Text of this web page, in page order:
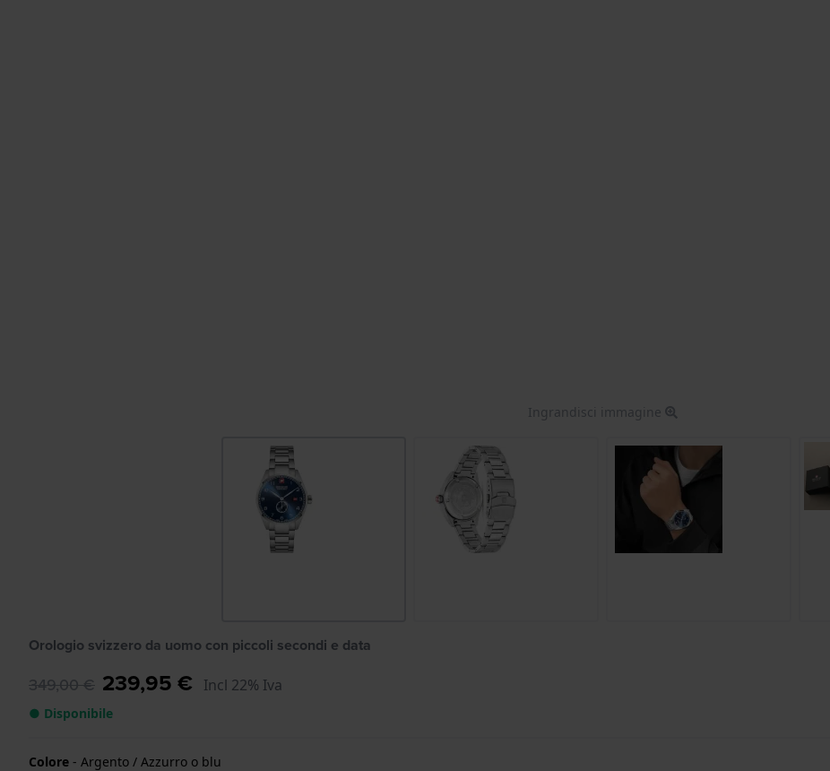
Ingrandisci immagine
Orologio svizzero da uomo con piccoli secondi e data
349,00 € 239,95 € Incl 22% Iva
● Disponibile
Colore - Argento / Azzurro o blu